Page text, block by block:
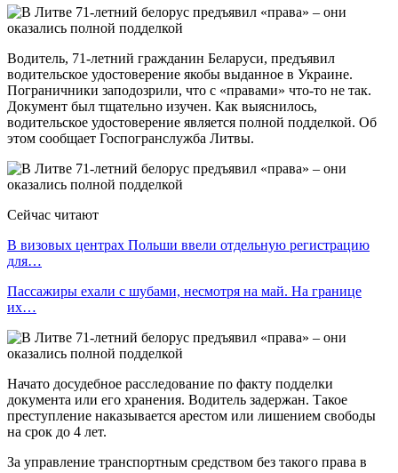
Водитель, 71-летний гражданин Беларуси, предъявил
водительское удостоверение якобы выданное в Украине.
Пограничники заподозрили, что с «правами» что-то не так.
Документ был тщательно изучен. Как выяснилось,
водительское удостоверение является полной подделкой. Об
этом сообщает Госпогранслужба Литвы.
Сейчас читают
В визовых центрах Польши ввели отдельную регистрацию
для…
Пассажиры ехали с шубами, несмотря на май. На границе
их…
Начато досудебное расследование по факту подделки
документа или его хранения. Водитель задержан. Такое
преступление наказывается арестом или лишением свободы
на срок до 4 лет.
За управление транспортным средством без такого права в